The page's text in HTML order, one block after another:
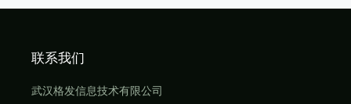
联系我们
武汉格发信息技术有限公司